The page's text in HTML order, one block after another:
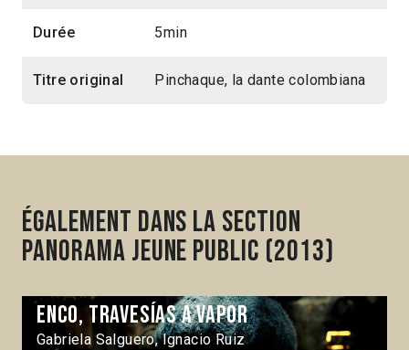
Durée 5min
Titre original Pinchaque, la dante colombiana
Également dans la section
Panorama Jeune Public (2013)
Enco, travesías a vapor
Gabriela Salguero, Ignacio Ruiz